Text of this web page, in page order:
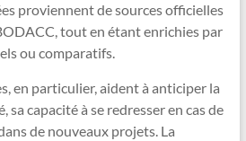
proviennent de sources officielles
tout en étant enrichies par
ou comparatifs.
en particulier, aident à anticiper la
sa capacité à se redresser en cas de
de nouveaux projets. La